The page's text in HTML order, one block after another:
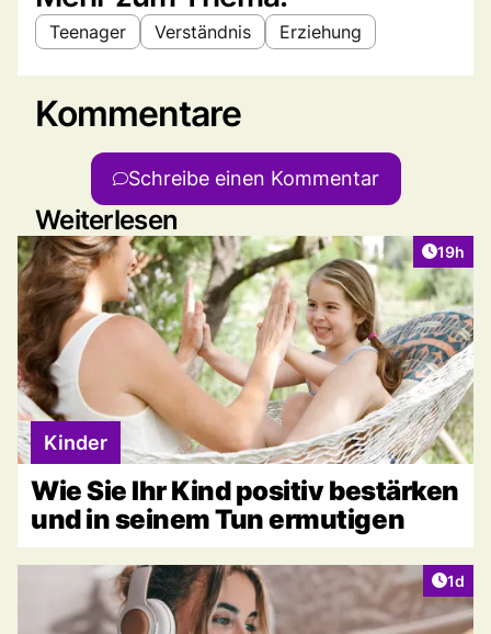
Teenager Verständnis Erziehung
Kommentare
Schreibe einen Kommentar
Weiterlesen
Artikel
19h
Kinder
Wie Sie Ihr Kind positiv bestärken
und in seinem Tun ermutigen
1d